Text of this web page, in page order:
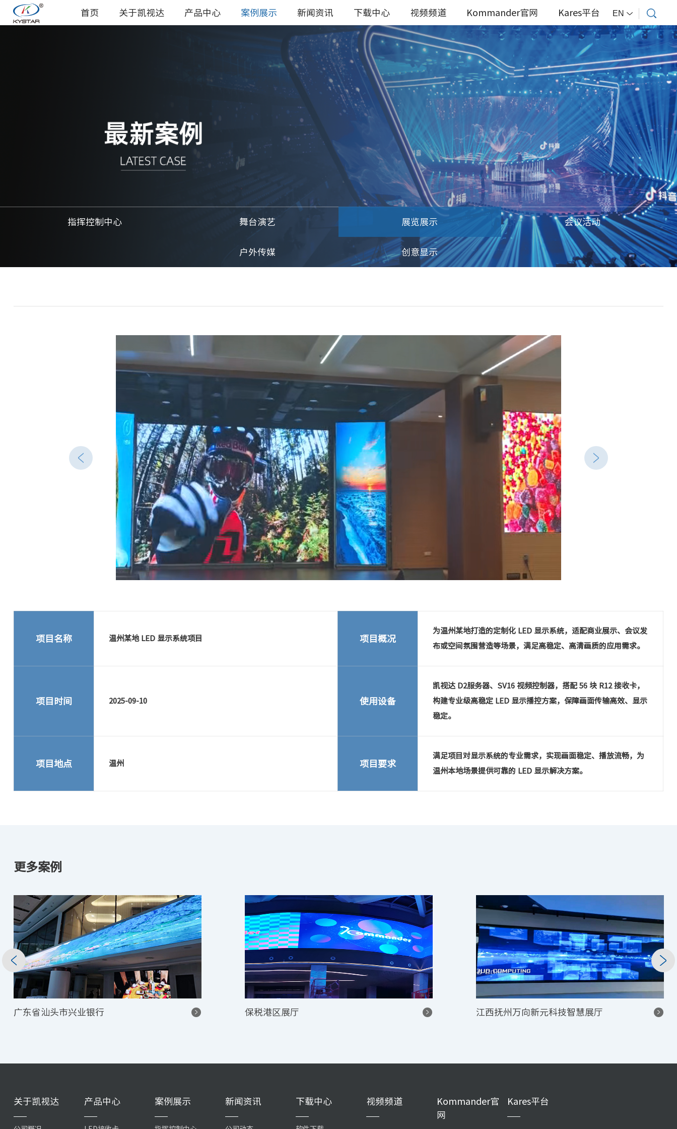
EN
首页 关于凯视达 产品中心 案例展示 新闻资讯 下载中心 视频频道 Kommander官网 Kares平台
指挥控制中心 舞台演艺 展览展示 会议活动
户外传媒 创意显示
项目名称 温州某地 LED 显示系统项目 项目概况
为温州某地打造的定制化 LED 显示系统，适配商业展示、会议发
布或空间氛围营造等场景，满足高稳定、高清画质的应用需求。
项目时间 2025-09-10 使用设备
凯视达 D2服务器、SV16 视频控制器，搭配 56 块 R12 接收卡，
构建专业级高稳定 LED 显示播控方案，保障画面传输高效、显示
稳定。
项目地点 温州 项目要求
满足项目对显示系统的专业需求，实现画面稳定、播放流畅，为
温州本地场景提供可靠的 LED 显示解决方案。
更多案例
广东省汕头市兴业银行 保税港区展厅 江西抚州万向新元科技智慧展厅
关于凯视达 产品中心 案例展示 新闻资讯 下载中心 视频频道
Kommander官
网
Kares平台